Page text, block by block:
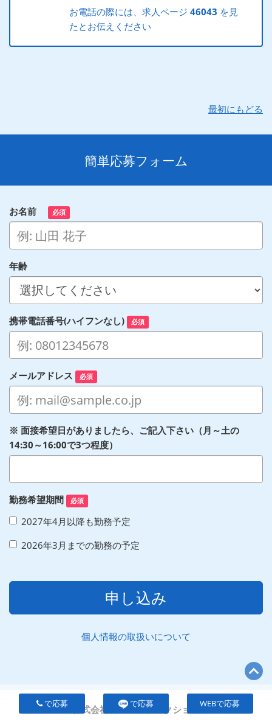
お電話の際には、求人ページ46043 を見
たとお伝えください
最初にもどる
簡単応募フォーム
お名前 必須
年齢
携帯電話番号(ハイフンなし) 必須
メールアドレス 必須
※ 面接希望日がありましたら、ご記入下さい（月～土の
14:30～16:00で3つ程度）
勤務希望期間 必須
2027年4月以降も勤務予定
2026年3月までの勤務の予定
申し込み
個人情報の取扱いについて
で応募 で応募 WEBで応募
株式会社ファンファンクション